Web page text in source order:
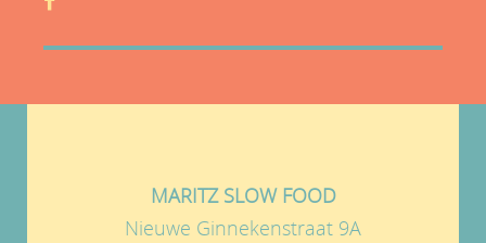
MARITZ SLOW FOOD
Nieuwe Ginnekenstraat 9A